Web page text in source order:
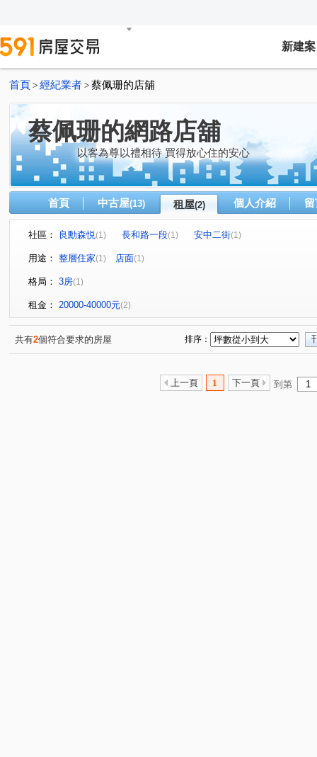
新建案
首頁 > 經紀業者 > 蔡佩珊的店舖
蔡佩珊的網路店舖
以客為尊以禮相待 買得放心住的安心
首頁 中古屋(13) 租屋(2) 個人介紹
社區： 良勳森悦(1) 長和路一段(1) 安中二街(1)
用途： 整層住家(1) 店面(1)
格局： 3房(1)
租金： 20000-40000元(2)
共有2個符合要求的房屋 排序：
上一頁 1 下一頁 到第